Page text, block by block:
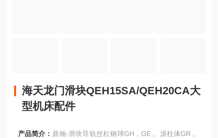
海天龙门滑块QEH15SA/QEH20CA大
型机床配件
产品简介： 鼎翰-滑块导轨丝杠钢球GH，GE 。滚柱体GR 。